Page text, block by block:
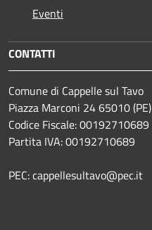
Eventi
CONTATTI
Comune di Cappelle sul Tavo
Piazza Marconi 24 65010 (PE)
Codice Fiscale: 00192710689
Partita IVA: 00192710689
PEC: cappellesultavo@pec.it